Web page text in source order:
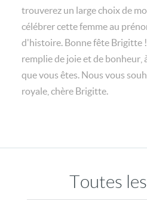
trouverez un large choix de
célébrer cette femme au
d'histoire. Bonne fête Brigitte
remplie de joie et de bonheur,
que vous êtes. Nous vous
royale, chère Brigitte.
Toutes